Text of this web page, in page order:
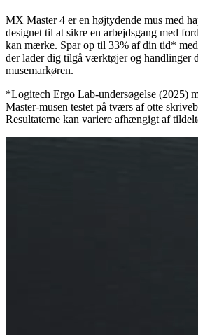
MX Master 4 er en højtydende mus med
designet til at sikre en arbejdsgang med
kan mærke. Spar op til 33% af din tid*
der lader dig tilgå værktøjer og handlinger
musemarkøren.
*Logitech Ergo Lab-undersøgelse (2025)
Master-musen testet på tværs af otte
Resultaterne kan variere afhængigt af